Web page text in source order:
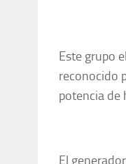
Este grupo
reconocido
potencia de
El